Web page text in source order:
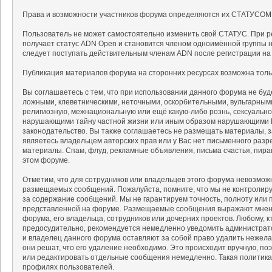
Права и возможности участников форума определяются их
Пользователь не может самостоятельно изменить свой СТАТУС. При
получает статус ADN Open и становится членом одноимённой
следует поступать действительным членам ADN после регистрации
Публикация материалов форума на сторонних ресурсах возможна
Вы соглашаетесь с тем, что при использовании данного форума не
ложными, клеветническими, неточными, оскорбительными,
религиозную, межнациональную или ещё какую-либо рознь,
нарушающими тайну частной жизни или иным образом нарушающими
законодательство. Вы также соглашаетесь не размещать
являетесь владельцем авторских прав или у Вас нет письменного
материалы. Спам, флуд, рекламные объявления, письма счастья,
этом форуме.
Отметим, что для сотрудников или владельцев этого форума
размещаемых сообщений. Пожалуйста, помните, что мы не
за содержание сообщений. Мы не гарантируем точность, полноту или
представленной на форуме. Размещаемые сообщения выражают
форума, его владельца, сотрудников или дочерних проектов. Любому,
предосудительно, рекомендуется немедленно уведомить
и владелец данного форума оставляют за собой право удалить
они решат, что его удаление необходимо. Это происходит вручную,
или редактировать отдельные сообщения немедленно. Такая
профилях пользователей.